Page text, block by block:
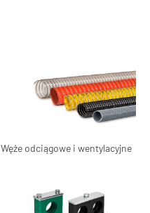
Węże odciągowe i wentylacyjne